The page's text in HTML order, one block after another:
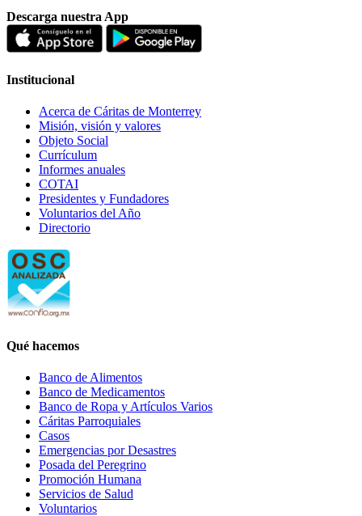
Descarga nuestra App
Institucional
Acerca de Cáritas de Monterrey
Misión, visión y valores
Objeto Social
Currículum
Informes anuales
COTAI
Presidentes y Fundadores
Voluntarios del Año
Directorio
Qué hacemos
Banco de Alimentos
Banco de Medicamentos
Banco de Ropa y Artículos Varios
Cáritas Parroquiales
Casos
Emergencias por Desastres
Posada del Peregrino
Promoción Humana
Servicios de Salud
Voluntarios